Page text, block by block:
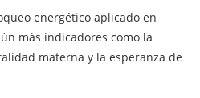
energético aplicado en
más indicadores como la
materna y la esperanza de